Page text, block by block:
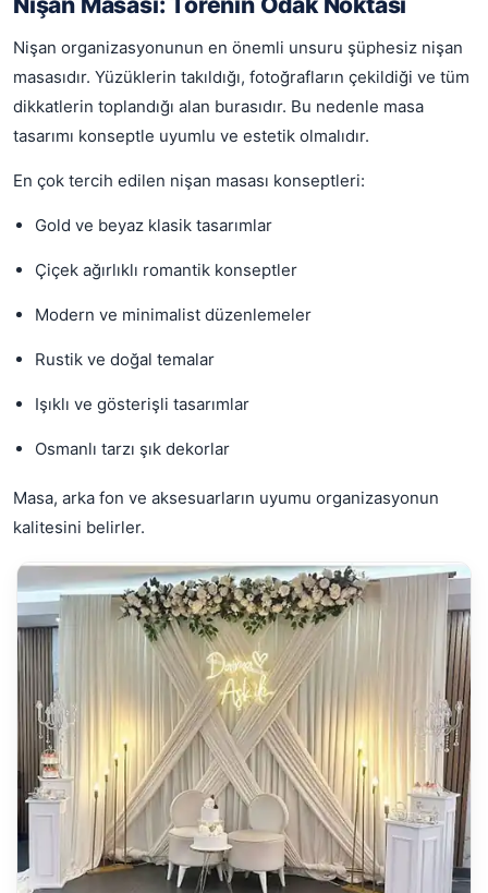
Nişan organizasyonunun en önemli unsuru şüphesiz nişan
masasıdır. Yüzüklerin takıldığı, fotoğrafların çekildiği ve tüm
dikkatlerin toplandığı alan burasıdır. Bu nedenle masa
tasarımı konseptle uyumlu ve estetik olmalıdır.
En çok tercih edilen nişan masası konseptleri:
Gold ve beyaz klasik tasarımlar
Çiçek ağırlıklı romantik konseptler
Modern ve minimalist düzenlemeler
Rustik ve doğal temalar
Işıklı ve gösterişli tasarımlar
Osmanlı tarzı şık dekorlar
Masa, arka fon ve aksesuarların uyumu organizasyonun
kalitesini belirler.